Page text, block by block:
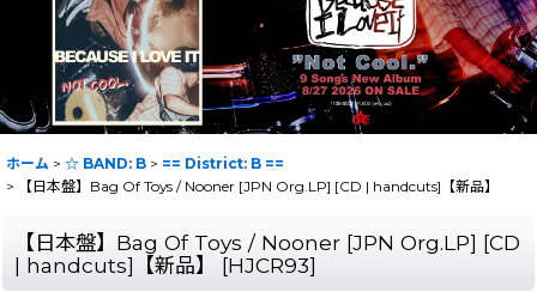
ホーム > ☆ BAND: B > == District: B ==
>
【日本盤】Bag Of Toys / Nooner [JPN Org.LP] [CD | handcuts]【新品】
【日本盤】Bag Of Toys / Nooner [JPN Org.LP] [CD
| handcuts]【新品】
[HJCR93]